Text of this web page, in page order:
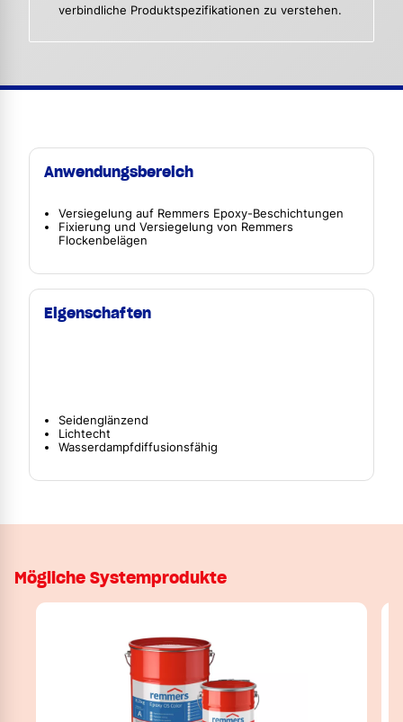
verbindliche Produktspezifikationen zu verstehen.
Anwendungsbereich
Versiegelung auf Remmers Epoxy-Beschichtungen
Fixierung und Versiegelung von Remmers
Flockenbelägen
Eigenschaften
Seidenglänzend
Lichtecht
Wasserdampfdiffusionsfähig
Mögliche Systemprodukte